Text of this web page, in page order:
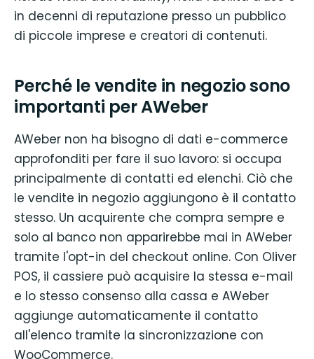
in decenni di reputazione presso un pubblico
di piccole imprese e creatori di contenuti.
Perché le vendite in negozio sono
importanti per AWeber
AWeber non ha bisogno di dati e-commerce
approfonditi per fare il suo lavoro: si occupa
principalmente di contatti ed elenchi. Ciò che
le vendite in negozio aggiungono è il contatto
stesso. Un acquirente che compra sempre e
solo al banco non apparirebbe mai in AWeber
tramite l'opt-in del checkout online. Con Oliver
POS, il cassiere può acquisire la stessa e-mail
e lo stesso consenso alla cassa e AWeber
aggiunge automaticamente il contatto
all'elenco tramite la sincronizzazione con
WooCommerce.